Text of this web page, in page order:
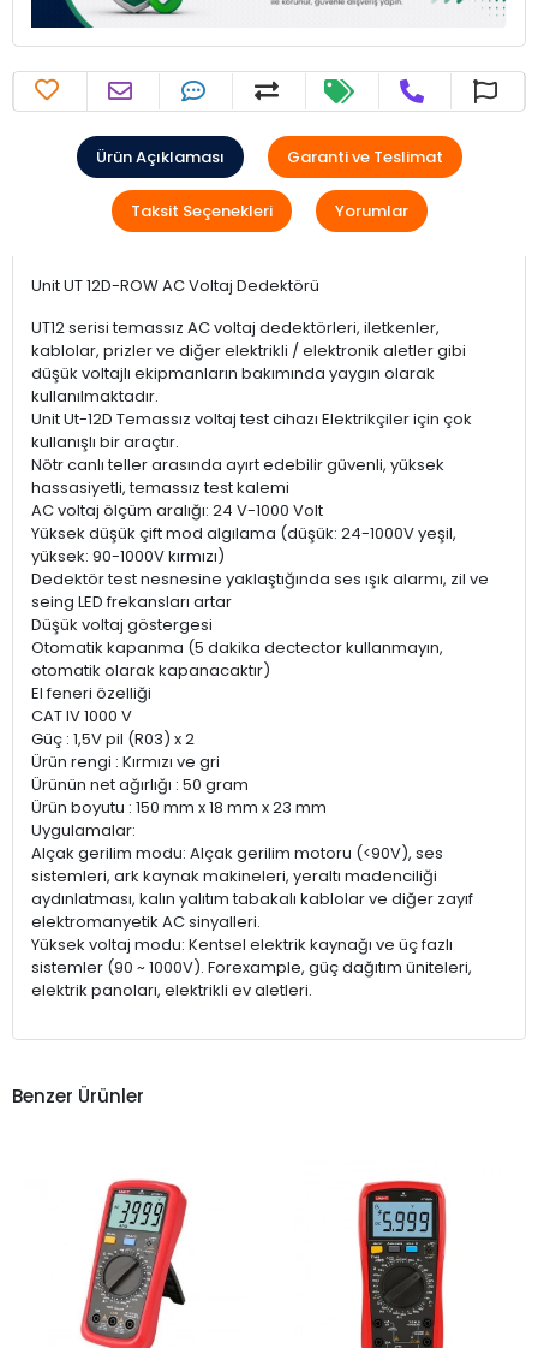
Ürün Açıklaması Garanti ve Teslimat
Taksit Seçenekleri Yorumlar
Unit UT 12D-ROW AC Voltaj Dedektörü
UT12 serisi temassız AC voltaj dedektörleri, iletkenler,
kablolar, prizler ve diğer elektrikli / elektronik aletler gibi
düşük voltajlı ekipmanların bakımında yaygın olarak
kullanılmaktadır.
Unit Ut-12D Temassız voltaj test cihazı Elektrikçiler için çok
kullanışlı bir araçtır.
Nötr canlı teller arasında ayırt edebilir güvenli, yüksek
hassasiyetli, temassız test kalemi
AC voltaj ölçüm aralığı: 24 V-1000 Volt
Yüksek düşük çift mod algılama (düşük: 24-1000V yeşil,
yüksek: 90-1000V kırmızı)
Dedektör test nesnesine yaklaştığında ses ışık alarmı, zil ve
seing LED frekansları artar
Düşük voltaj göstergesi
Otomatik kapanma (5 dakika dectector kullanmayın,
otomatik olarak kapanacaktır)
El feneri özelliği
CAT IV 1000 V
Güç : 1,5V pil (R03) x 2
Ürün rengi : Kırmızı ve gri
Ürünün net ağırlığı : 50 gram
Ürün boyutu : 150 mm x 18 mm x 23 mm
Uygulamalar:
Alçak gerilim modu: Alçak gerilim motoru (<90V), ses
sistemleri, ark kaynak makineleri, yeraltı madenciliği
aydınlatması, kalın yalıtım tabakalı kablolar ve diğer zayıf
elektromanyetik AC sinyalleri.
Yüksek voltaj modu: Kentsel elektrik kaynağı ve üç fazlı
sistemler (90 ~ 1000V). Forexample, güç dağıtım üniteleri,
elektrik panoları, elektrikli ev aletleri.
Benzer Ürünler